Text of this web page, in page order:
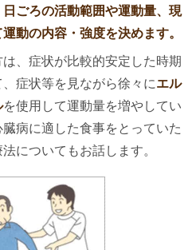
日ごろの活動範囲や運動量、現
動の内容・強度を決めます。
、症状が比較的安定した時期
症状等を見ながら徐々にエル
を使用して運動量を増やしてい
病に適した食事をとっていた
についてもお話します。